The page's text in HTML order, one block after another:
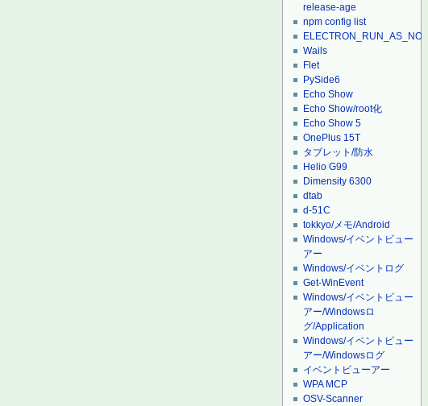
release-age
npm config list
Wails
Flet
PySide6
Echo Show
Echo Show/root化
Echo Show 5
OnePlus 15T
タブレット/防水
Helio G99
Dimensity 6300
dtab
d-51C
tokkyo/メモ/Android
Windows/イベントビュー
アー
Windows/イベントログ
Get-WinEvent
Windows/イベントビュー
アー/Windowsロ
グ/Application
Windows/イベントビュー
アー/Windowsログ
イベントビューアー
WPA MCP
OSV-Scanner